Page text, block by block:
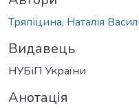
Тряпіцина, Наталія
Видавець
НУБіП України
Анотація